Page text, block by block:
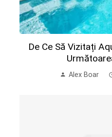
De Ce Să Vizitați
Alex Boar